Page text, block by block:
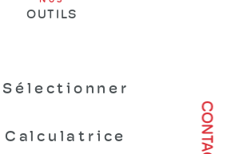
CONTACT
OUTILS
Sélectionner
Calculatrice